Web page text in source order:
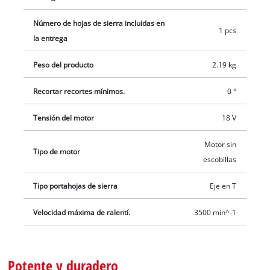
aspirador en húmedo/seco, garantizan una visibilidad óptima
durante el trabajo. El inserto deslizante de plástico integrado
protege las piezas de trabajo especialmente delicadas,
mientras que la protección antiastillas garantiza cortes sin
desgarros. La estable placa base de aluminio amortigua las
para madera. El producto no incluye batería ni cargador. Estos
están disponibles por separado, por ejemplo en un práctico
set de inicio.
Número de hojas de sierra incluidas en
la entrega
1 pcs
Peso del producto 2.19 kg
Recortar recortes mínimos. 0 °
Tensión del motor 18 V
Tipo de motor
Motor sin
escobillas
Tipo portahojas de sierra Eje en T
Velocidad máxima de ralentí. 3500 min^-1
Potente y duradero